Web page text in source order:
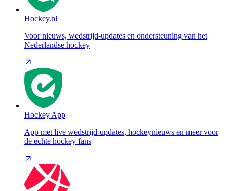
Hockey.nl
Voor nieuws, wedstrijd-updates en ondersteuning van het
Nederlandse hockey
Hockey App
App met live wedstrijd-updates, hockeynieuws en meer voor
de echte hockey fans